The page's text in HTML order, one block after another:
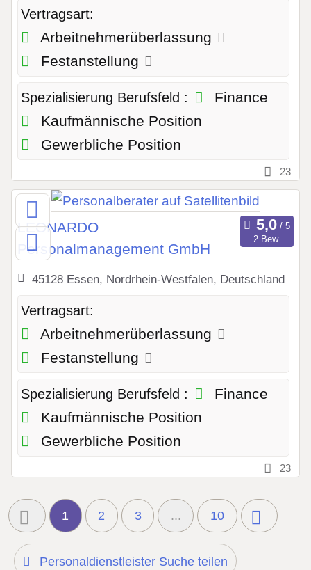
Vertragsart:
Arbeitnehmerüberlassung
Festanstellung
Spezialisierung Berufsfeld :
Finance
Kaufmännische Position
Gewerbliche Position
23
LEONARDO
Personalmanagement GmbH
2 Bew.
45128 Essen, Nordrhein-Westfalen, Deutschland
Vertragsart:
Arbeitnehmerüberlassung
Festanstellung
Spezialisierung Berufsfeld :
Finance
Kaufmännische Position
Gewerbliche Position
23
1 2 3 ... 10
Personaldienstleister Suche teilen